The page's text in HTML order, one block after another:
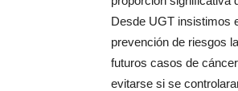
Desde UGT insistimos
prevención de riesgos
futuros casos de
evitarse si se